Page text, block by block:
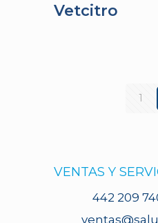
Vetcitro
1
VENTAS Y
442 209